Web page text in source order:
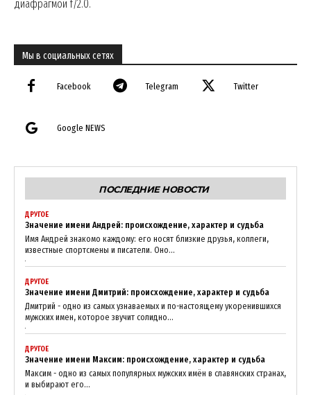
Company
About
Contact us
My account
диафрагмой f/2.0.
Мы в социальных сетях
Facebook Telegram Twitter
Google NEWS
ПОСЛЕДНИЕ НОВОСТИ
ДРУГОЕ
Значение имени Андрей: происхождение, характер и судьба
Имя Андрей знакомо каждому: его носят близкие друзья, коллеги,
известные спортсмены и писатели. Оно...
ДРУГОЕ
Значение имени Дмитрий: происхождение, характер и судьба
Дмитрий - одно из самых узнаваемых и по-настоящему укоренившихся
мужских имен, которое звучит солидно...
ДРУГОЕ
Значение имени Максим: происхождение, характер и судьба
Максим - одно из самых популярных мужских имён в славянских странах,
и выбирают его...